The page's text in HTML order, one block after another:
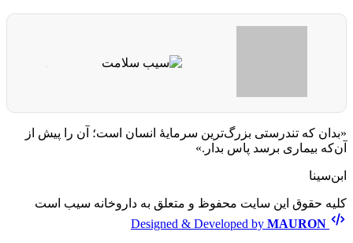
«بدان که تندرستی بزرگ‌ترین سرمایهٔ انسان است؛ آن را پیش از
آن‌که بیماری برسد پاس بدار.»
ابن‌سینا
کلیه حقوق این سایت محفوظ و متعلق به داروخانه سیب است
Designed & Developed by MAURON